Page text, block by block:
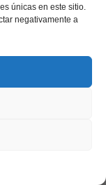
únicas en este sitio.
negativamente a